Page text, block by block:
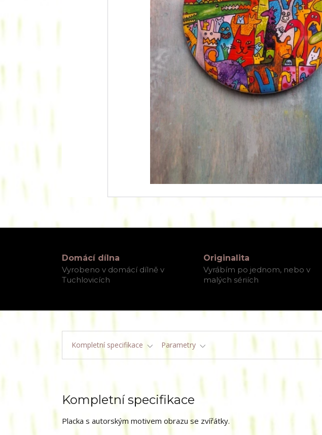
Domácí dílna
Vyrobeno v domácí dílně v
Tuchlovicích
Originalita
Vyrábím po jednom, nebo v
malých sériích
Kompletní specifikace Parametry
Kompletní specifikace
Placka s autorským motivem obrazu se zvířátky.